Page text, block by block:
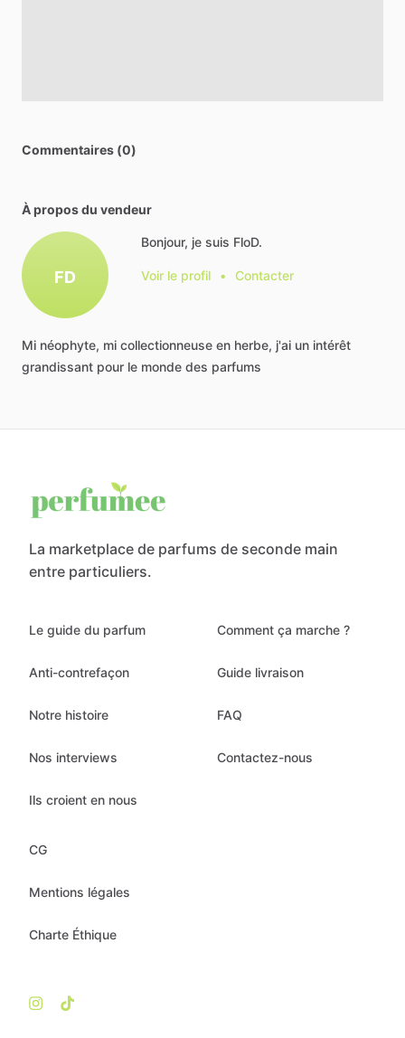
Commentaires (0)
À propos du vendeur
FD
Bonjour, je suis FloD.
Voir le profil • Contacter
Mi néophyte, mi collectionneuse en herbe, j'ai un intérêt
grandissant pour le monde des parfums
La marketplace de parfums de seconde main
entre particuliers.
Le guide du parfum
Anti-contrefaçon
Notre histoire
Nos interviews
Ils croient en nous
Comment ça marche ?
Guide livraison
FAQ
Contactez-nous
CG
Mentions légales
Charte Éthique